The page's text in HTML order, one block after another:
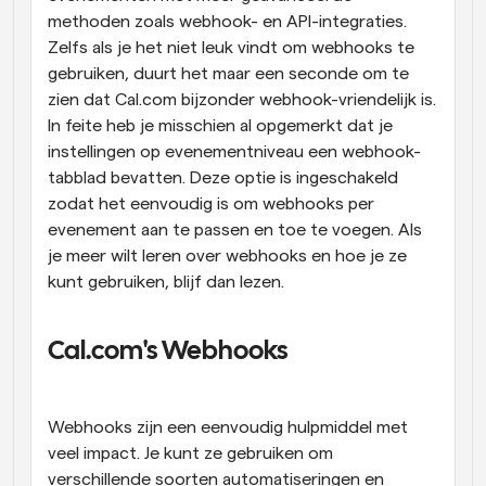
methoden zoals webhook- en API-integraties.
Zelfs als je het niet leuk vindt om webhooks te
gebruiken, duurt het maar een seconde om te
zien dat Cal.com bijzonder webhook-vriendelijk is.
In feite heb je misschien al opgemerkt dat je
instellingen op evenementniveau een webhook-
tabblad bevatten. Deze optie is ingeschakeld
zodat het eenvoudig is om webhooks per
evenement aan te passen en toe te voegen. Als
je meer wilt leren over webhooks en hoe je ze
kunt gebruiken, blijf dan lezen.
Cal.com's Webhooks
Webhooks zijn een eenvoudig hulpmiddel met
veel impact. Je kunt ze gebruiken om
verschillende soorten automatiseringen en